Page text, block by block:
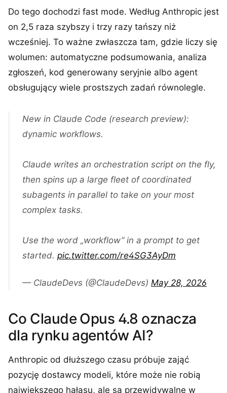
Do tego dochodzi fast mode. Według Anthropic jest
on 2,5 raza szybszy i trzy razy tańszy niż
wcześniej. To ważne zwłaszcza tam, gdzie liczy się
wolumen: automatyczne podsumowania, analiza
zgłoszeń, kod generowany seryjnie albo agent
obsługujący wiele prostszych zadań równolegle.
New in Claude Code (research preview):
dynamic workflows.
Claude writes an orchestration script on the fly,
then spins up a large fleet of coordinated
subagents in parallel to take on your most
complex tasks.
Use the word „workflow” in a prompt to get
started. pic.twitter.com/re4SG3AyDm
— ClaudeDevs (@ClaudeDevs) May 28, 2026
Co Claude Opus 4.8 oznacza
dla rynku agentów AI?
Anthropic od dłuższego czasu próbuje zająć
pozycję dostawcy modeli, które może nie robią
największego hałasu, ale są przewidywalne w